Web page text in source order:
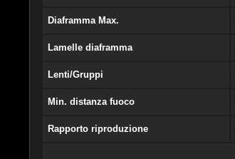
Diaframma Max.
Lamelle diaframma
Lenti/Gruppi
Min. distanza fuoco
Rapporto riproduzione